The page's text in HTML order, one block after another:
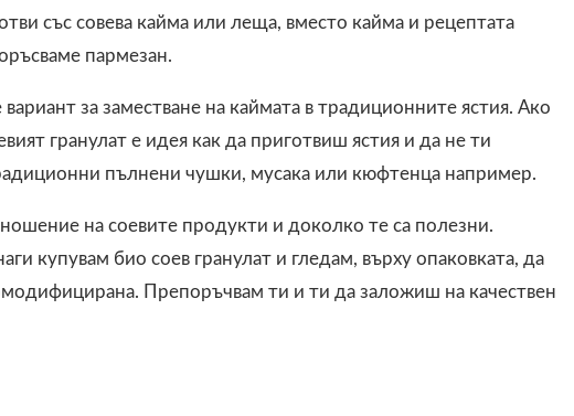
със совева кайма или леща, вместо кайма и рецептата
пармезан.
за заместване на каймата в традиционните ястия. Ако
гранулат е идея как да приготвиш ястия и да не ти
пълнени чушки, мусака или кюфтенца например.
на соевите продукти и доколко те са полезни.
купувам био соев гранулат и гледам, върху опаковката, да
Препоръчвам ти и ти да заложиш на качествен